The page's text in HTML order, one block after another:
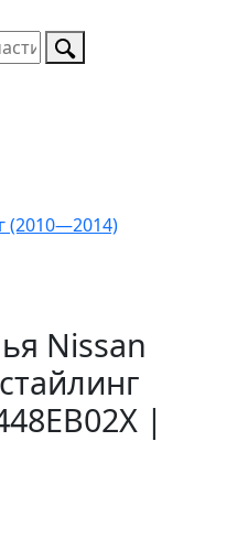
(2010—2014)
Nissan
|